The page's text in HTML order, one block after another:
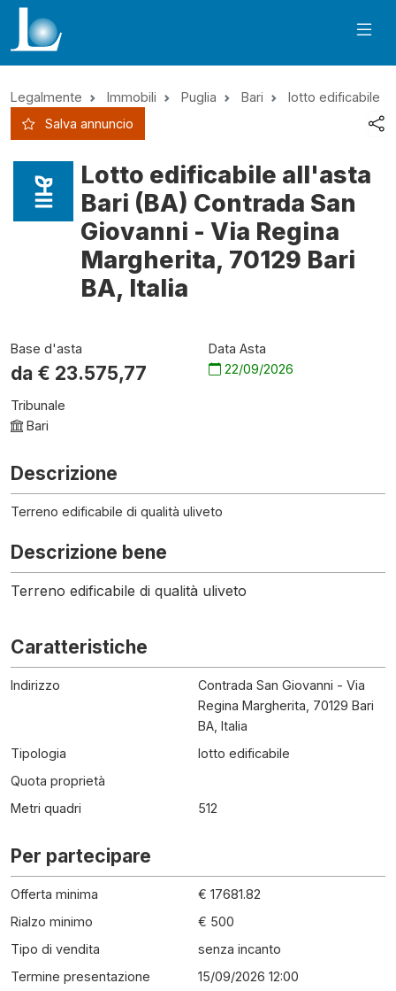
Legalmente Immobili Puglia Bari
lotto edificabile
Salva annuncio
Lotto edificabile all'asta
Bari (BA) Contrada San
Giovanni - Via Regina
Margherita, 70129 Bari
BA, Italia
Base d'asta
da € 23.575,77
Data Asta
22/09/2026
Tribunale
Bari
Descrizione
Terreno edificabile di qualità uliveto
Descrizione bene
Terreno edificabile di qualità uliveto
Caratteristiche
Indirizzo
Contrada San Giovanni - Via
Regina Margherita, 70129 Bari
BA, Italia
Tipologia
lotto edificabile
Quota proprietà
Metri quadri
512
Per partecipare
Offerta minima
€ 17681.82
Rialzo minimo
€ 500
Tipo di vendita
senza incanto
Termine presentazione
15/09/2026 12:00